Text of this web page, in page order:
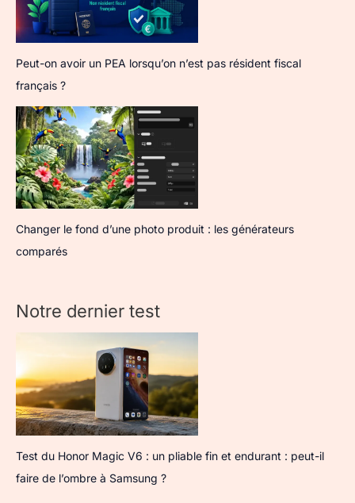
Peut-on avoir un PEA lorsqu’on n’est pas résident fiscal
français ?
Changer le fond d’une photo produit : les générateurs
comparés
Notre dernier test
Test du Honor Magic V6 : un pliable fin et endurant : peut-il
faire de l’ombre à Samsung ?